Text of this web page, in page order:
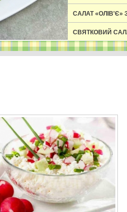
ГРИБАМИ ТА...
САЛАТ «ОЛІВ'Є»
СВЯТКОВИЙ
СИРНИЙ САЛАТ
САЛАТ
ЗИМОВИЙ
ДОМАШНІЙ
САЛАТ